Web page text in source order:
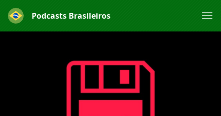
Podcasts Brasileiros